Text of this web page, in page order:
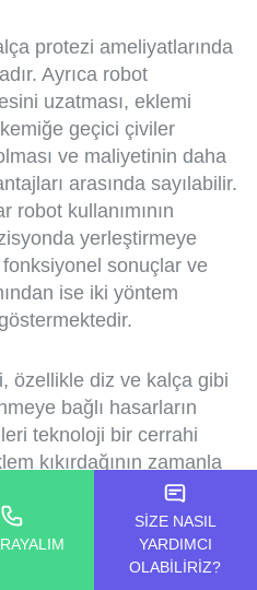
protezi ameliyatlarında
Ayrıca robot
uzatması, eklemi
geçici çiviler
ve maliyetinin daha
arasında sayılabilir.
robot kullanımının
yerleştirmeye
fonksiyonel sonuçlar ve
ise iki yöntem
özellikle diz ve kalça gibi
bağlı hasarların
teknoloji bir cerrahi
kıkırdağının zamanla
birbirine sürtmesiyle
Ortopedik
aşağıda
SİZE NASIL
YARDIMCI
OLABİLİRİZ?